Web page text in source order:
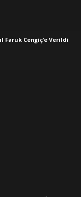
Faruk Cengiç’e Verildi